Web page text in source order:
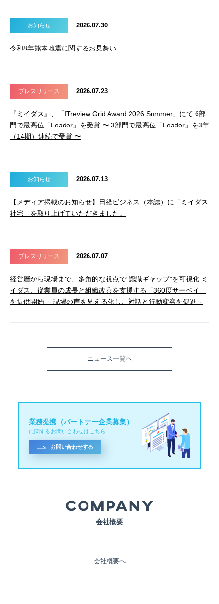
お知らせ 2026.07.30
令和8年熊本地震に関するお見舞い
プレスリリース 2026.07.23
『ミイダス』、「ITreview Grid Award 2026 Summer」にて 6部
門で最高位「Leader」を受賞 〜 3部門で最高位「Leader」を3年
（14期）連続で受賞 〜
お知らせ 2026.07.13
【メディア掲載のお知らせ】日経ビジネス（本誌）に「ミイダス
社宅」を取り上げていただきました。
プレスリリース 2026.07.07
経営層から現場まで、多角的な視点で”認識ギャップ”を可視化 ミ
イダス、従業員の成長と組織改善を支援する「360度サーベイ」
を提供開始 ～現場の声を見える化し、対話と行動変容を促進～
ニュース一覧へ
業務提携（パートナー企業募集）
に関するお問い合わせはこちら
お問い合わせする
会社概要
会社概要へ